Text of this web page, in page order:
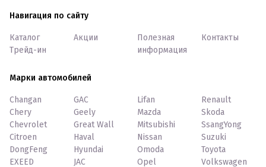
Навигация по сайту
Каталог
Трейд-ин
Акции
Полезная
информация
Контакты
Марки автомобилей
Changan
Chery
Chevrolet
Citroen
DongFeng
EXEED
GAC
Geely
Great Wall
Haval
Hyundai
JAC
Lifan
Mazda
Mitsubishi
Nissan
Omoda
Opel
Renault
Skoda
SsangYong
Suzuki
Toyota
Volkswagen